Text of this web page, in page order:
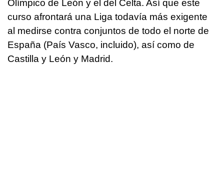
Olímpico de León y el del Celta. Así que este
curso afrontará una Liga todavía más exigente
al medirse contra conjuntos de todo el norte de
España (País Vasco, incluido), así como de
Castilla y León y Madrid.